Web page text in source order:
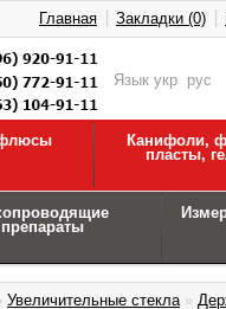
Язык укр рус
Главная Закладки (0)
Канифоли,
пласты,
препараты
Увеличительные стекла»